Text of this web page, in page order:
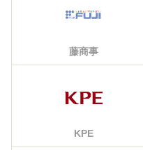
藤商事
KPE